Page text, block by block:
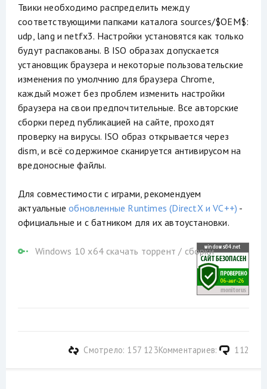
Твики необходимо распределить между
соответствующими папками каталога sources/$OEM$:
udp, lang и netfx3. Настройки установятся как только
будут распакованы. В ISO образах допускается
установщик браузера и некоторые пользовательские
изменения по умолчнию для браузера Chrome,
каждый может без проблем изменить настройки
браузера на свои предпочтительные. Все авторские
сборки перед публикацией на сайте, проходят
проверку на вирусы. ISO образ открывается через
dism, и всё содержимое сканируется антивирусом на
вредоносные файлы.
Для совместимости с играми, рекомендуем
актуальныеобновленные Runtimes (DirectX и VC++) -
официальные и с батником для их автоустановки.
Windows 10 x64 скачать торрент / сборки
Комментариев: 112
Смотрело: 157 123